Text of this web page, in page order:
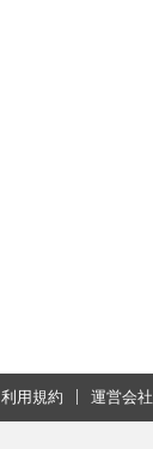
利用規約 運営会社